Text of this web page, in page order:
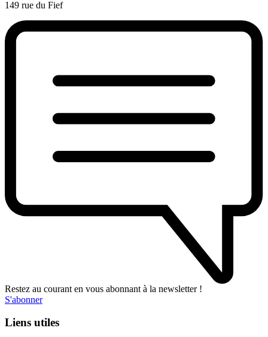
149 rue du Fief
Restez au courant en vous abonnant à la newsletter !
S'abonner
Liens utiles